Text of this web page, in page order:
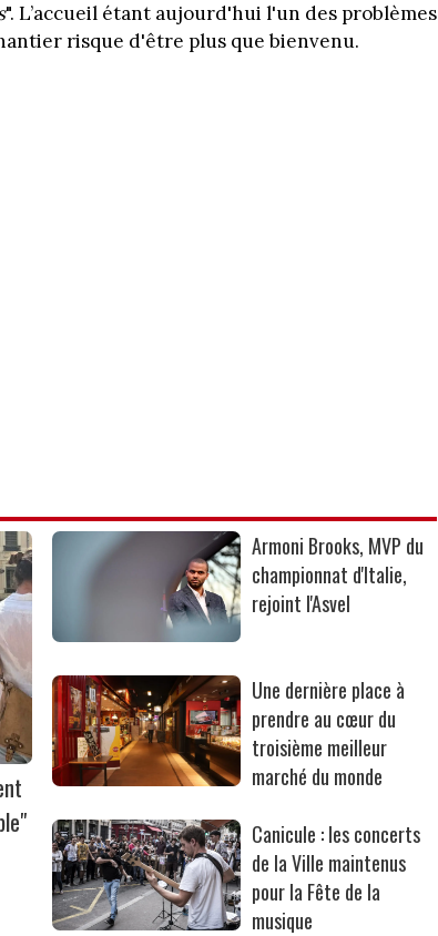
". L’accueil étant aujourd'hui l'un des problèmes
risque d'être plus que bienvenu.
Armoni Brooks, MVP du
championnat d'Italie,
rejoint l'Asvel
Une dernière place à
prendre au cœur du
troisième meilleur
marché du monde
Canicule : les concerts
de la Ville maintenus
pour la Fête de la
musique